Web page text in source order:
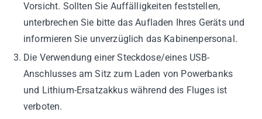
Vorsicht. Sollten Sie Auffälligkeiten feststellen,
unterbrechen Sie bitte das Aufladen Ihres Geräts und
informieren Sie unverzüglich das Kabinenpersonal.
Die Verwendung einer Steckdose/eines USB-
Anschlusses am Sitz zum Laden von Powerbanks
und Lithium-Ersatzakkus während des Fluges ist
verboten.